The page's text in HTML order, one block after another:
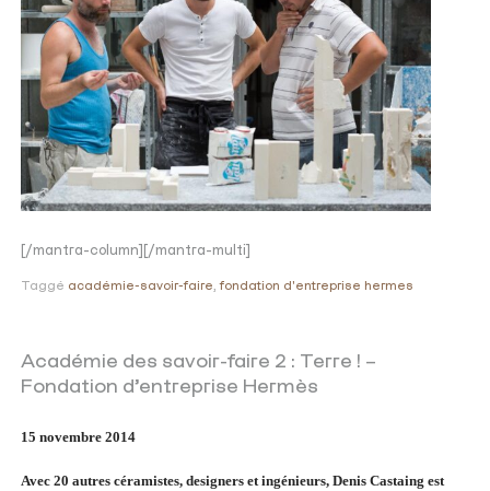
[/mantra-column][/mantra-multi]
Taggé académie-savoir-faire,fondation d'entreprise hermes
Académie des savoir-faire 2 : Terre ! –
Fondation d’entreprise Hermès
15 novembre 2014
Avec 20 autres céramistes, designers et ingénieurs, Denis Castaing est